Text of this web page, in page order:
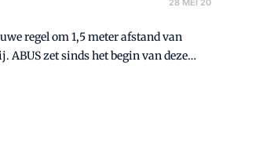
28 MEI 20
regel om 1,5 meter afstand van
ABUS zet sinds het begin van deze